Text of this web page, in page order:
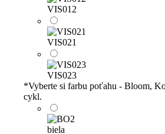
VIS012
VIS021
VIS023
*Vyberte si farbu poťahu - Bloom,
cykl.